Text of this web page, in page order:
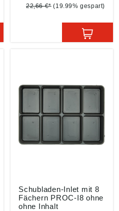
Eisenhändler GmbH,
Wuppertal, DE,
webkontakt@ede.de
22,66 €* (19.99% gespart)
Schubladen-Inlet mit 8
Fächern PROC-I8 ohne
ohne Inhalt